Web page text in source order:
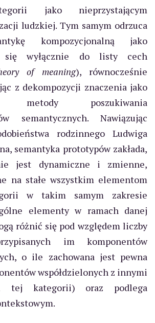
jako nieprzystającym
ludzkiej. Tym samym odrzuca
kompozycjonalną jako
się wyłącznie do listy cech
of meaning), równocześnie
z dekompozycji znaczenia jako
metody poszukiwania
semantycznych. Nawiązując
rodzinnego Ludwiga
semantyka prototypów zakłada,
jest dynamiczne i zmienne,
na stałe wszystkim elementom
w takim samym zakresie
elementy w ramach danej
różnić się pod względem liczby
im komponentów
o ile zachowana jest pewna
współdzielonych z innymi
tej kategorii) oraz podlega